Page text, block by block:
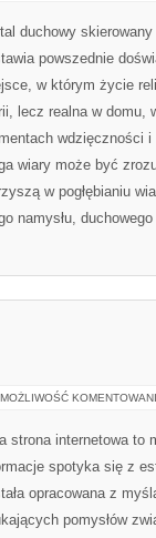
duchowy
powszednie
w którym życie
lecz realna w domu,
wdzięczności
wiary może być
w pogłębianiu
namysłu,
MOŻLIWOŚĆ
strona internetowa to
spotyka się z
opracowana z
pomysłów